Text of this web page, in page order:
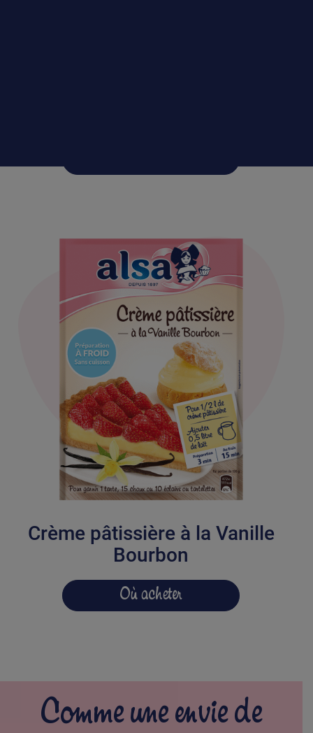
Crème pâtissière à la Vanille
Bourbon
Où acheter
Comme une envie de